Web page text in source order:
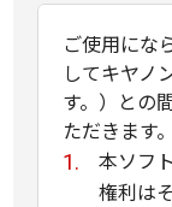
ご使用にな
してキヤノ
す。）との
ただきます。
本ソフ
権利は